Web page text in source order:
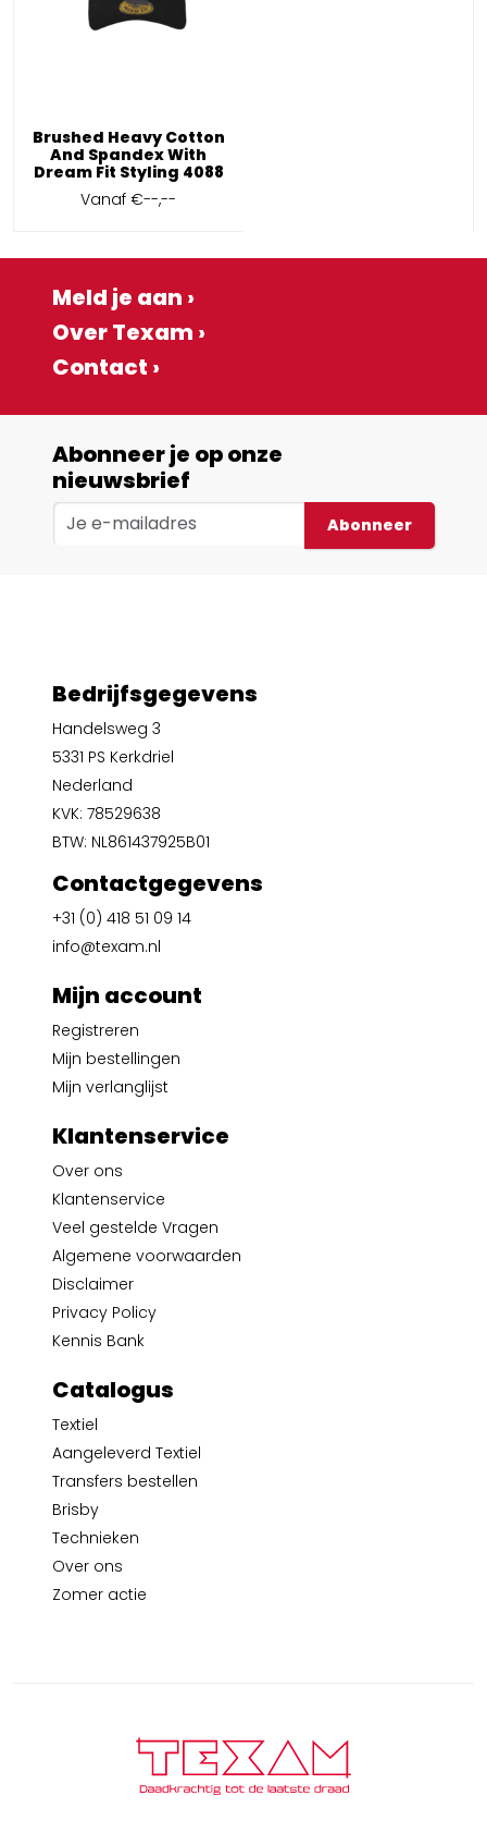
Brushed Heavy Cotton
And Spandex With
Dream Fit Styling 4088
Vanaf€--,--
Meld je aan ›
Over Texam ›
Contact ›
Abonneer je op onze
nieuwsbrief
Abonneer
Bedrijfsgegevens
Handelsweg 3
5331 PS Kerkdriel
Nederland
KVK: 78529638
BTW: NL861437925B01
Contactgegevens
+31 (0) 418 51 09 14
info@texam.nl
Mijn account
Registreren
Mijn bestellingen
Mijn verlanglijst
Klantenservice
Over ons
Klantenservice
Veel gestelde Vragen
Algemene voorwaarden
Disclaimer
Privacy Policy
Kennis Bank
Catalogus
Textiel
Aangeleverd Textiel
Transfers bestellen
Brisby
Technieken
Over ons
Zomer actie